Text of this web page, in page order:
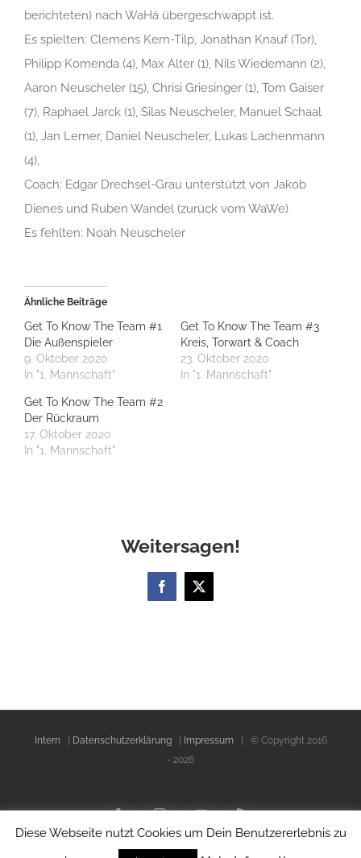
berichteten) nach WaHä übergeschwappt ist.
Es spielten: Clemens Kern-Tilp, Jonathan Knauf (Tor),
Philipp Komenda (4), Max Alter (1), Nils Wiedemann (2),
Aaron Neuscheler (15), Chrisi Griesinger (1), Tom Gaiser
(7), Raphael Jarck (1), Silas Neuscheler, Manuel Schaal
(1), Jan Lerner, Daniel Neuscheler, Lukas Lachenmann
(4),
Coach: Edgar Drechsel-Grau unterstützt von Jakob
Dienes und Ruben Wandel (zurück vom WaWe)
Es fehlten: Noah Neuscheler
Ähnliche Beiträge
Get To Know The Team #1
Die Außenspieler
9. Oktober 2020
In "1. Mannschaft"
Get To Know The Team #3
Kreis, Torwart & Coach
23. Oktober 2020
In "1. Mannschaft"
Get To Know The Team #2
Der Rückraum
17. Oktober 2020
In "1. Mannschaft"
Weitersagen!
Facebook
X
Intern | Datenschutzerklärung| Impressum| © Copyright 2016
- 2026
Diese Webseite nutzt Cookies um Dein Benutzererlebnis zu